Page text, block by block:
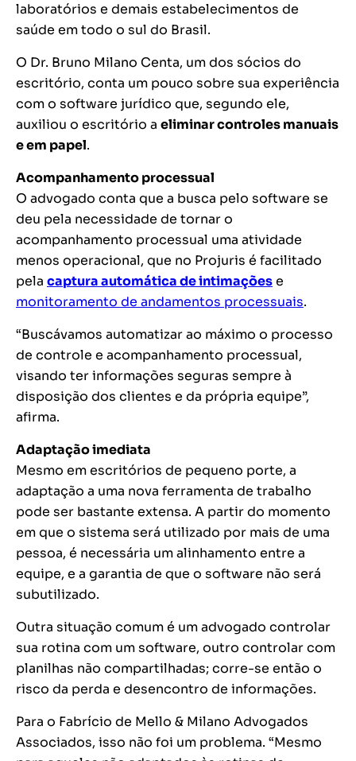
laboratórios e demais estabelecimentos de
saúde em todo o sul do Brasil.
O Dr. Bruno Milano Centa, um dos sócios do
escritório, conta um pouco sobre sua experiência
com o software jurídico que, segundo ele,
auxiliou o escritório a eliminar controles manuais
e em papel.
Acompanhamento processual
O advogado conta que a busca pelo software se
deu pela necessidade de tornar o
acompanhamento processual uma atividade
menos operacional, que no Projuris é facilitado
pela captura automática de intimaçõese
monitoramento de andamentos processuais.
“Buscávamos automatizar ao máximo o processo
de controle e acompanhamento processual,
visando ter informações seguras sempre à
disposição dos clientes e da própria equipe”,
afirma.
Adaptação imediata
Mesmo em escritórios de pequeno porte, a
adaptação a uma nova ferramenta de trabalho
pode ser bastante extensa. A partir do momento
em que o sistema será utilizado por mais de uma
pessoa, é necessária um alinhamento entre a
equipe, e a garantia de que o software não será
subutilizado.
Outra situação comum é um advogado controlar
sua rotina com um software, outro controlar com
planilhas não compartilhadas; corre-se então o
risco da perda e desencontro de informações.
Para o Fabrício de Mello & Milano Advogados
Associados, isso não foi um problema. “Mesmo